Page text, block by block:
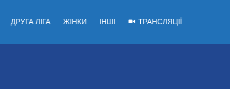
ДРУГА ЛІГА ЖІНКИ ІНШІ ТРАНСЛЯЦІЇ